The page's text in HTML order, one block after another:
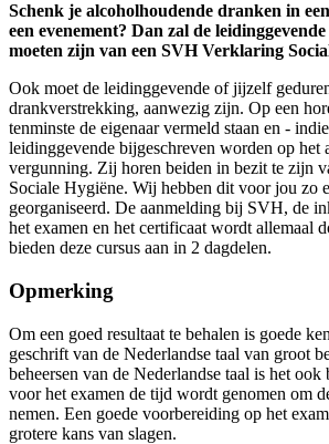
Schenk je alcoholhoudende dranken in
een evenement? Dan zal de
moeten zijn van een SVH Verklaring
Ook moet de leidinggevende of jijzelf
drankverstrekking, aanwezig zijn. Op een
tenminste de eigenaar vermeld staan en -
leidinggevende bijgeschreven worden op het
vergunning. Zij horen beiden in bezit te zijn
Sociale Hygiëne. Wij hebben dit voor jou zo
georganiseerd. De aanmelding bij SVH, de
het examen en het certificaat wordt allemaal
bieden deze cursus aan in 2 dagdelen.
Opmerking
Om een goed resultaat te behalen is goede
geschrift van de Nederlandse taal van groot
beheersen van de Nederlandse taal is het
voor het examen de tijd wordt genomen om
nemen. Een goede voorbereiding op het
grotere kans van slagen.